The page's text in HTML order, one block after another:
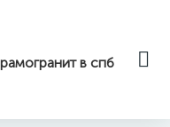
в спб